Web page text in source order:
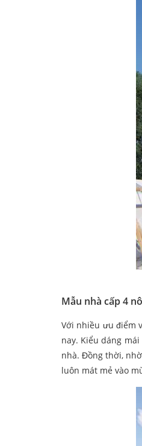
Mẫu nhà cấp 4
Với nhiều ưu điểm
nay. Kiểu dáng
nhà. Đồng thời,
luôn mát mẻ vào